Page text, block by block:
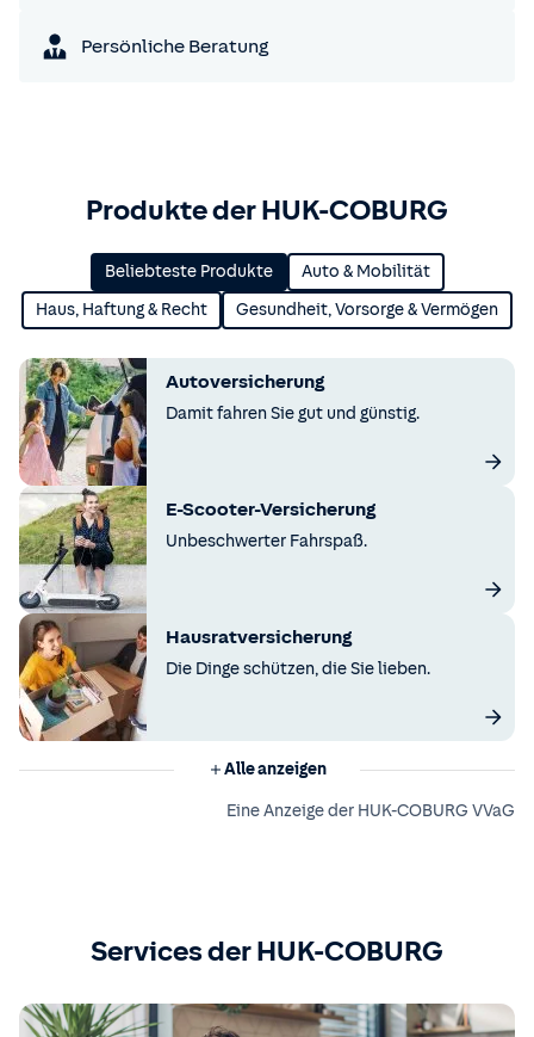
Persönliche Beratung
Produkte der HUK-COBURG
Beliebteste Produkte Auto & Mobilität
Haus, Haftung & Recht Gesundheit, Vorsorge & Vermögen
Autoversicherung
Damit fahren Sie gut und günstig.
E-Scooter-Versicherung
Unbeschwerter Fahrspaß.
Hausratversicherung
Die Dinge schützen, die Sie lieben.
Alle anzeigen
Eine Anzeige der HUK-COBURG VVaG
Services der HUK-COBURG